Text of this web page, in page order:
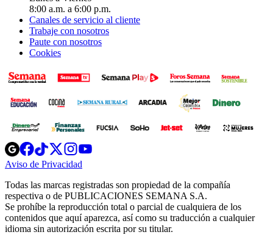
8:00 a.m. a 6:00 p.m.
Canales de servicio al cliente
Trabaje con nosotros
Paute con nosotros
Cookies
Opens
in
new
Opens
in
new
Opens
in
new
window
Opens
new
windowwindow
Aviso de Privacidad
new
window
Todas las marcas registradas son propiedad de la compañía
respectiva o de PUBLICACIONES SEMANA S.A.
Se prohíbe la reproducción total o parcial de cualquiera de los
contenidos que aquí aparezca, así como su traducción a cualquier
idioma sin autorización escrita por su titular.